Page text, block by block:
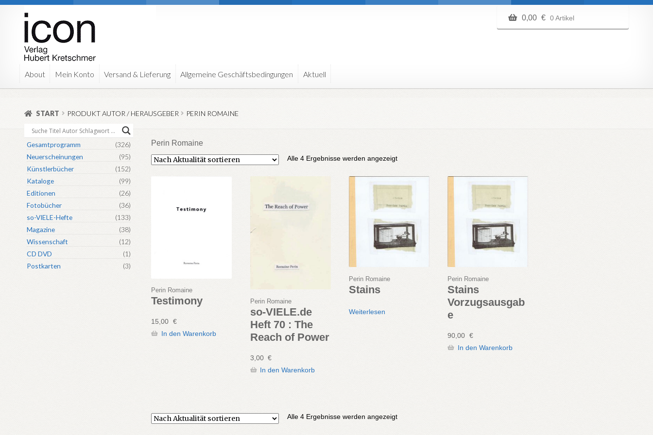
Zur
Navigation
springen
Zum
Inhalt
springen
0,00 € 0 Artikel
About Mein Konto Versand & Lieferung Allgemeine Geschäftsbedingungen Aktuell
START PRODUKT AUTOR / HERAUSGEBER PERIN ROMAINE
Perin Romaine
Alle 4 Ergebnisse werden angezeigtNach
Perin Romaine
Testimony
15,00 €
In den Warenkorb
Perin Romaine
so-VIELE.de
Heft 70 : The
Reach of Power
3,00 €
In den Warenkorb
Perin Romaine
Stains
Weiterlesen
Perin Romaine
Stains
Vorzugsausgab
e
90,00 €
In den Warenkorb
Alle 4 Ergebnisse werden angezeigtNach
Gesamtprogramm
(326)
Neuerscheinungen
(95)
Künstlerbücher
(152)
Kataloge
(99)
Editionen
(26)
Fotobücher
(36)
so-VIELE-Hefte
(133)
Magazine
(38)
Wissenschaft
(12)
CD DVD
(1)
Postkarten
(3)